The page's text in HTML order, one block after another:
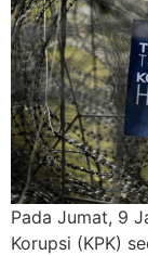
Pada Jumat, 9
Korupsi (KPK)